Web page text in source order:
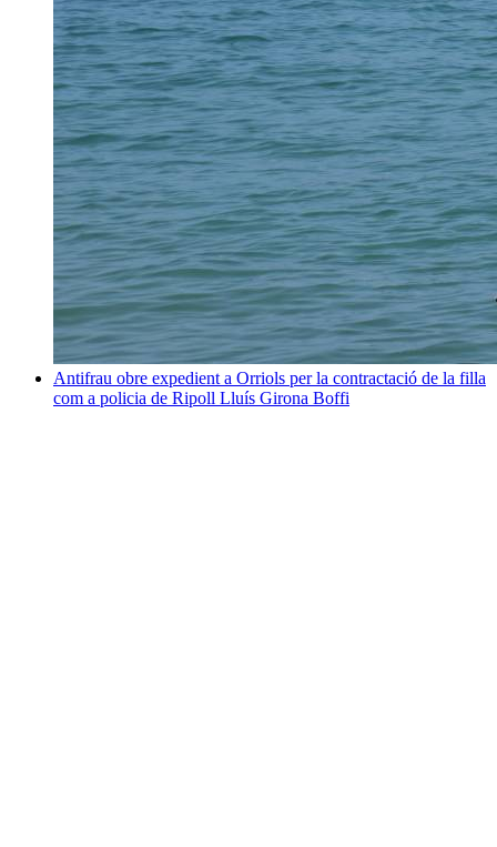
Antifrau obre expedient a Orriols per la contractació de la filla
com a policia de Ripoll Lluís Girona Boffi